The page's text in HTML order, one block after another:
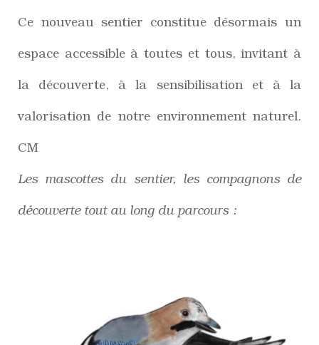
Ce nouveau sentier constitue désormais un
espace accessible à toutes et tous, invitant à
la découverte, à la sensibilisation et à la
valorisation de notre environnement naturel.
CM
Les mascottes du sentier, les compagnons de
découverte tout au long du parcours :